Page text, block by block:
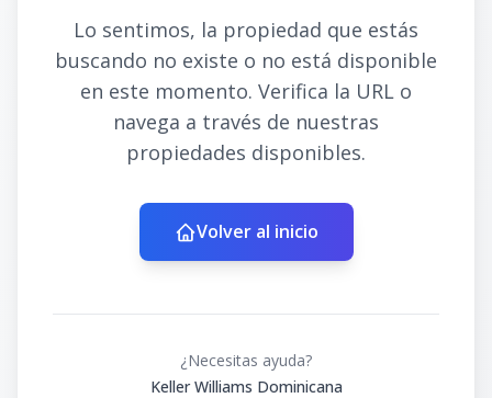
Lo sentimos, la propiedad que estás
buscando no existe o no está disponible
en este momento. Verifica la URL o
navega a través de nuestras
propiedades disponibles.
Volver al inicio
¿Necesitas ayuda?
Keller Williams Dominicana